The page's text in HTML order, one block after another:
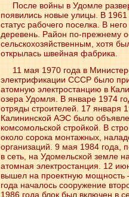
После войны в Удомле
появились новые улицы. В
статус рабочего поселка. В
деревень. Район по-прежнему
сельскохозяйственным, хотя
открылась швейная фабрика.
11 мая 1970 года в
электрификации СССР было
атомную электростанцию в
озера Удомля. В январе 1974
отряды строителей. 17 января
Калининской АЭС было
комсомольской стройкой. В
около сорока монтажных,
организаций. 9 мая 1984 года,
в сеть, на Удомельской земле
атомная электростанция. 12
вышел на проектную мощность
года началось сооружение
1986 года блок был включен в